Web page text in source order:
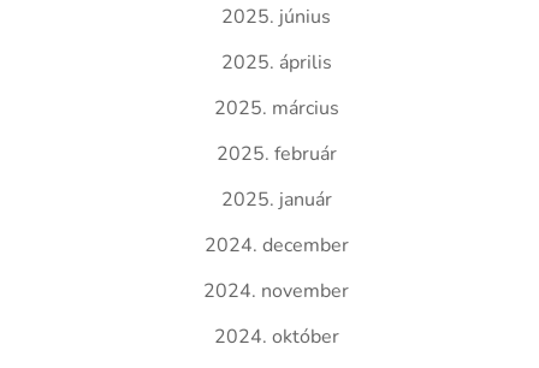
2025. június
2025. április
2025. március
2025. február
2025. január
2024. december
2024. november
2024. október